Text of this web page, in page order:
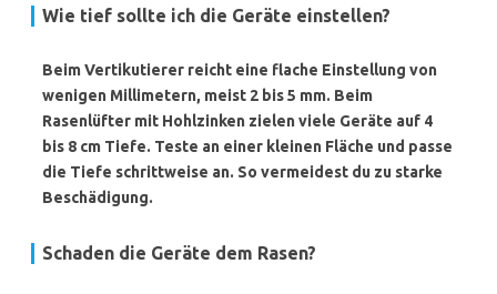
Wie tief sollte ich die Geräte einstellen?
Beim Vertikutierer reicht eine flache Einstellung von
wenigen Millimetern, meist 2 bis 5 mm. Beim
Rasenlüfter mit Hohlzinken zielen viele Geräte auf 4
bis 8 cm Tiefe. Teste an einer kleinen Fläche und passe
die Tiefe schrittweise an. So vermeidest du zu starke
Beschädigung.
Schaden die Geräte dem Rasen?